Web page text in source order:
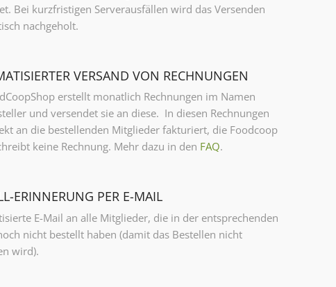
Bei kurzfristigen Serverausfällen wird das Versenden
nachgeholt.
VERSAND VON RECHNUNGEN
erstellt monatlich Rechnungen im Namen
und versendet sie an diese. In diesen Rechnungen
an die bestellenden Mitglieder fakturiert, die Foodcoop
keine Rechnung. Mehr dazu in den FAQ.
ERINNERUNG PER E-MAIL
E-Mail an alle Mitglieder, die in der entsprechenden
nicht bestellt haben (damit das Bestellen nicht
wird).